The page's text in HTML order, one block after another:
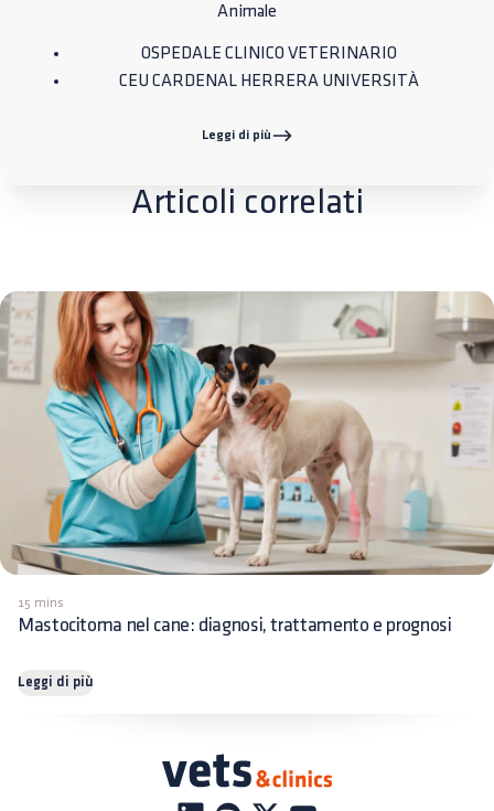
Animale
OSPEDALE CLINICO VETERINARIO
CEU CARDENAL HERRERA UNIVERSITÀ
Leggi di più
Articoli correlati
15 mins
Mastocitoma nel cane: diagnosi, trattamento e prognosi
Leggi di più